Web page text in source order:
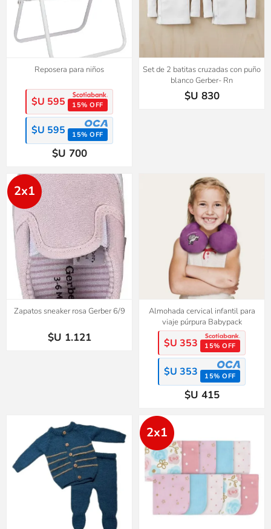
Reposera para niños
$U 595 15% OFF
$U 595 15% OFF
$U 700
Set de 2 batitas cruzadas con puño
blanco Gerber- Rn
$U 830
2x1
Zapatos sneaker rosa Gerber 6/9
$U 1.121
Almohada cervical infantil para
viaje púrpura Babypack
$U 353 15% OFF
$U 353 15% OFF
$U 415
2x1